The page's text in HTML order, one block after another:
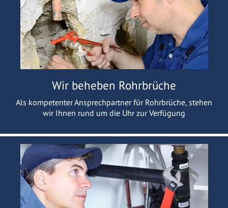
Wir beheben Rohrbrüche
Als kompetenter Ansprechpartner für Rohrbrüche, stehen
wir Ihnen rund um die Uhr zur Verfügung